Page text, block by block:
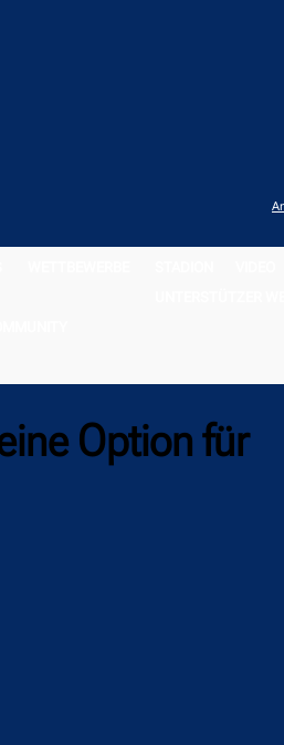
Option für